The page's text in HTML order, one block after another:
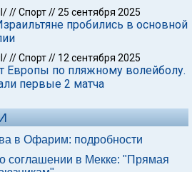
//Спорт//25 сентября 2025
пробились в основной
//Спорт// 12 сентября 2025
Европы по пляжному волейболу.
первые 2 матча
в Офарим: подробности
соглашении в Мекке: "Прямая